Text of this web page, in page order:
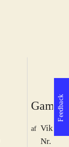
Game
af Viktor
Nr.
Feedback